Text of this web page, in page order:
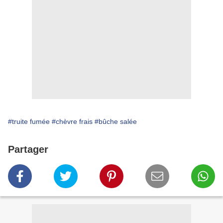
#truite fumée #chèvre frais #bûche salée
Partager